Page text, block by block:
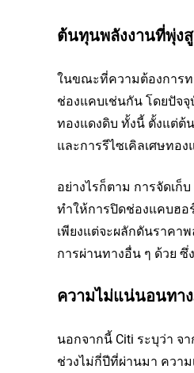
ต้นทุนพลังงานที่พุ่ง
ในขณะที่ความต้องการท
ช่องแคบเช่นกัน โดยปัจ
ทองแดงดิบ ทั้งนี้ ตั้งแต่ต้
และการรีไซเคิลเศษทอ
อย่างไรก็ตาม การจัดเ
ทำให้การปิดช่องแคบฮอ
เพียงแต่จะผลักดันราคา
การผ่านทางอื่น ๆ ด้วย ซึ่
ความไม่แน่นอนทา
นอกจากนี้ Citi ระบุว่า
ช่วงไม่กี่ปีที่ผ่านมา ความ